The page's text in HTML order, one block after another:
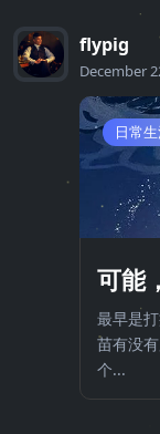
flypig
December
日常
可能
最早是
苗有没
个...